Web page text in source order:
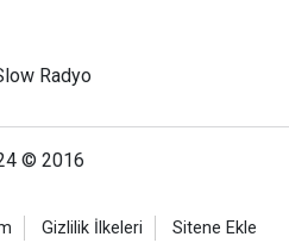
Radyo
© 2016
Gizlilik İlkeleri Sitene Ekle